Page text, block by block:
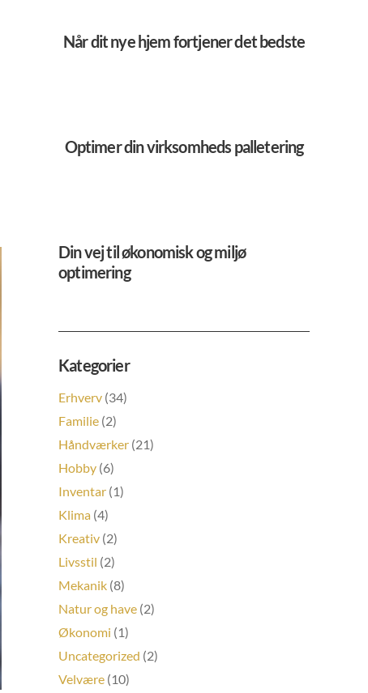
Når dit nye hjem fortjener det bedste
Optimer din virksomheds palletering
Din vej til økonomisk og miljø
optimering
Kategorier
Erhverv (34)
Familie (2)
Håndværker (21)
Hobby (6)
Inventar (1)
Klima (4)
Kreativ (2)
Livsstil (2)
Mekanik (8)
Natur og have (2)
Økonomi (1)
Uncategorized (2)
Velvære (10)